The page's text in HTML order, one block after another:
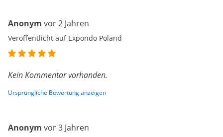
Anonym vor 2 Jahren
Veröffentlicht auf Expondo Poland
Kein Kommentar vorhanden.
Ursprüngliche Bewertung anzeigen
Anonym vor 3 Jahren